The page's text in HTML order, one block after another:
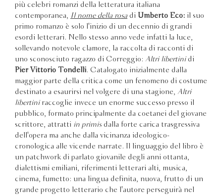
più celebri romanzi della letteratura italiana
contemporanea,
Il nome della rosa di Umberto Eco: il suo
primo romanzo è solo l'inizio di un decennio di grandi
esordi letterari. Nello stesso anno vede infatti la luce,
sollevando notevole clamore, la raccolta di racconti di
uno sconosciuto ragazzo di Correggio: Altri libertinidi
Pier Vittorio Tondelli. Catalogato inizialmente dalla
maggior parte della critica come un fenomeno di costume
destinato a esaurirsi nel volgere di una stagione, Altri
libertiniraccoglie invece un enorme successo presso il
pubblico, formato principalmente da coetanei del giovane
scrittore, attratti in primisdalla forte carica trasgressiva
dell'opera ma anche dalla vicinanza ideologico-
cronologica alle vicende narrate. Il linguaggio del libro è
un patchwork di parlato giovanile degli anni ottanta,
dialettismi emiliani, riferimenti letterari alti, musica,
cinema, fumetto: una lingua definita, nuova, frutto di un
grande progetto letterario che l'autore perseguirà nel